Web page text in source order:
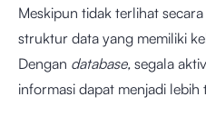
Meskipun tidak terlihat
struktur data yang memiliki
Dengan database, segala
informasi dapat menjadi lebih